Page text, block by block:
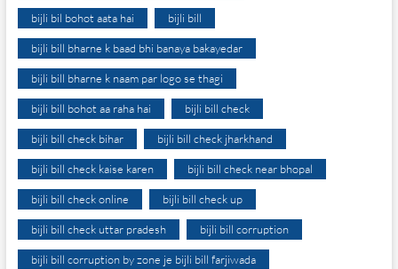
bijli bil bohot aata hai bijli bill
bijli bill bharne k baad bhi banaya bakayedar
bijli bill bharne k naam par logo se thagi
bijli bill bohot aa raha hai bijli bill check
bijli bill check bihar bijli bill check jharkhand
bijli bill check kaise karen bijli bill check near bhopal
bijli bill check online bijli bill check up
bijli bill check uttar pradesh bijli bill corruption
bijli bill corruption by zone je bijli bill farjiwada